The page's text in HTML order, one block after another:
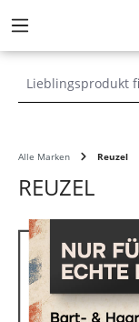
springen
Alle Marken Reuzel
REUZEL